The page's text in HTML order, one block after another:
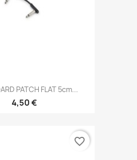
PATCH FLAT 5cm...
4,50 €
favorite_border